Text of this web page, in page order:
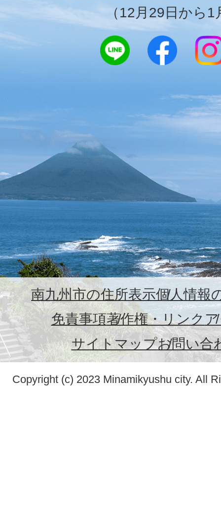
（12月29日から1
南九州市の住所表示個人情報
免責事項著作権・リンク
サイトマップお問い合
Copyright (c) 2023 Minamikyushu city. All